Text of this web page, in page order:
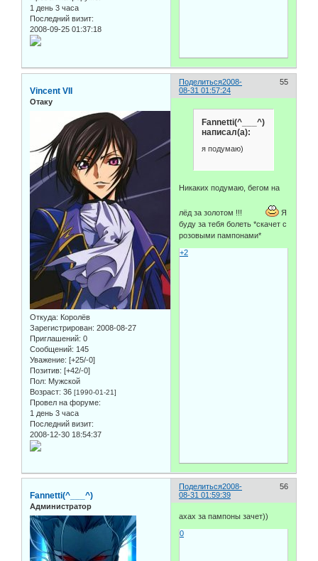
1 день 3 часа
Последний визит:
2008-09-25 01:37:18
Поделиться 55
2008-
08-31 01:57:24
Vincent VII
Отаку
Откуда: Королёв
Зарегистрирован: 2008-08-27
Приглашений: 0
Сообщений: 145
Уважение: [+25/-0]
Позитив: [+42/-0]
Пол: Мужской
Возраст: 36 [1990-01-21]
Провел на форуме:
1 день 3 часа
Последний визит:
2008-12-30 18:54:37
Fannetti(^___^)
написал(а):
я подумаю)
Никаких подумаю, бегом на
лёд за золотом !!!
Я
буду за тебя болеть *скачет с
розовыми пампонами*
+2
Поделиться 56
2008-
08-31 01:59:39
Fannetti(^___^)
Администратор
ахах за пампоны зачет))
0